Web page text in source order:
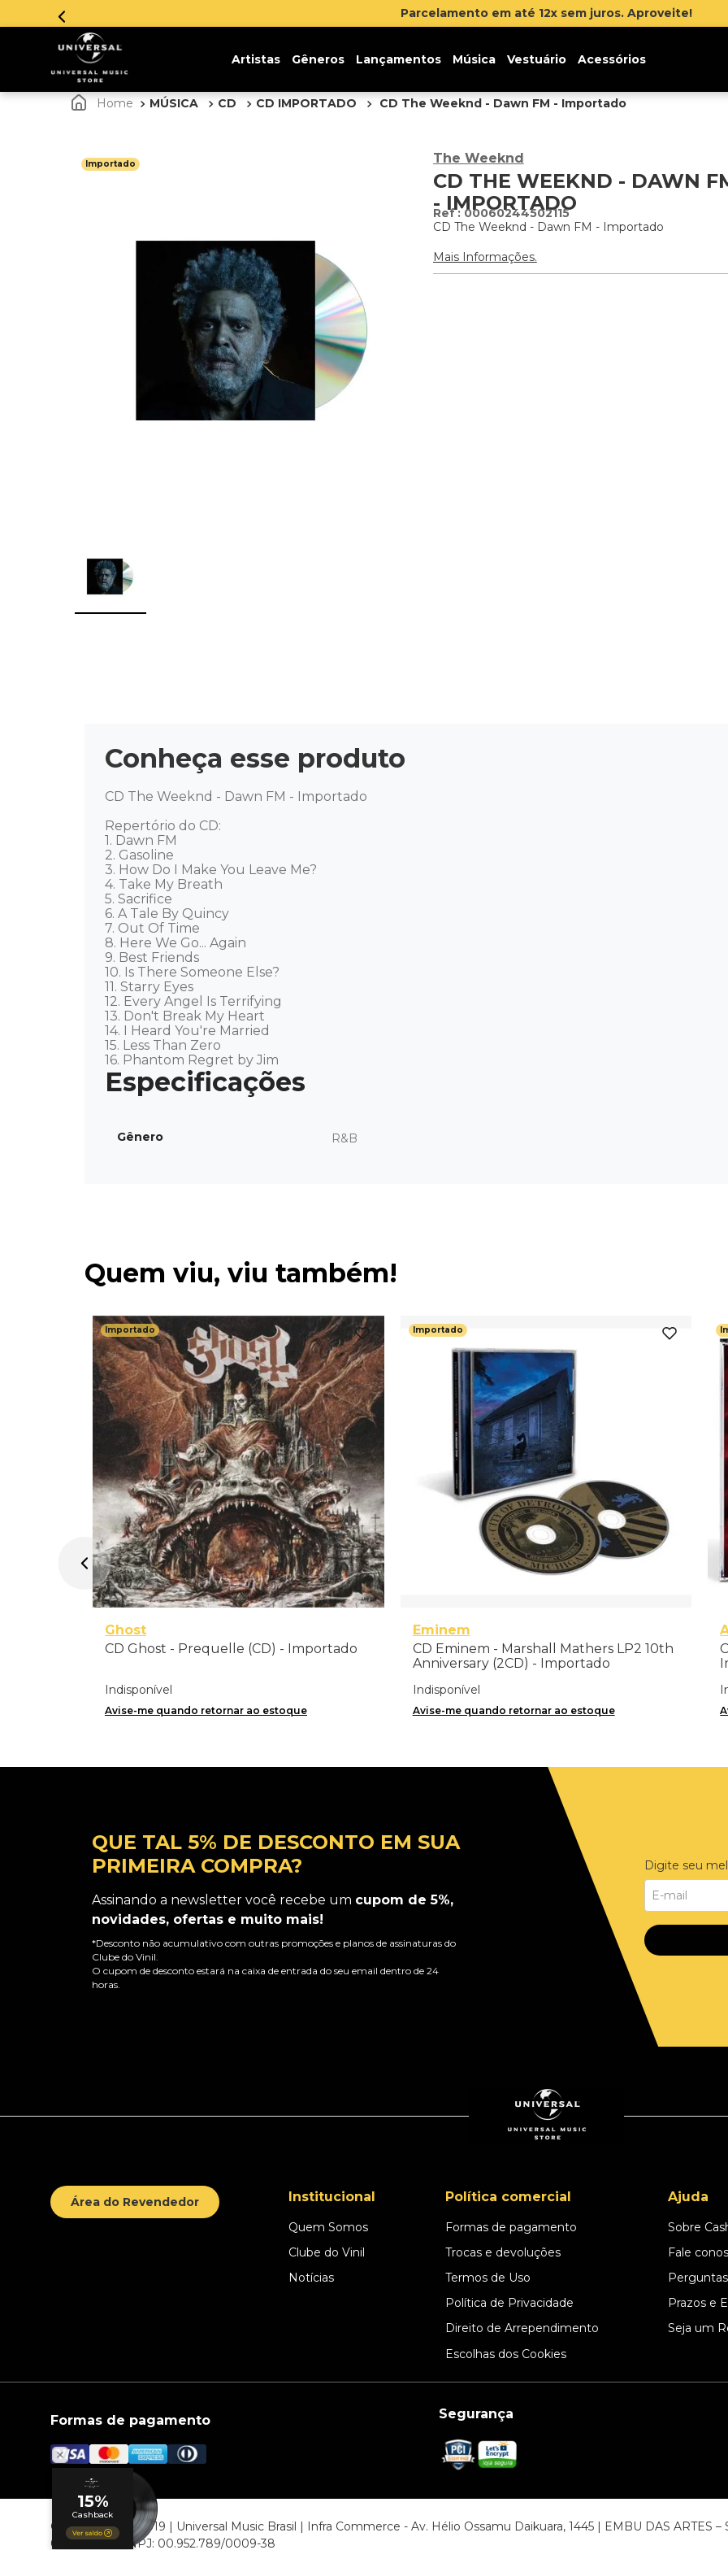
Parcelamento em até 12x sem juros. Aproveite!
Artistas Gêneros Lançamentos Música Vestuário Acessórios
MÚSICA CD CD IMPORTADO CD The Weeknd - Dawn FM - Importado
Importado The Weeknd
CD THE WEEKND - DAWN
- IMPORTADO
:00060244502115
CD The Weeknd - Dawn FM - Importado
Mais Informações.
Conheça esse produto
CD The Weeknd - Dawn FM - Importado
Repertório do CD:
1. Dawn FM
2. Gasoline
3. How Do I Make You Leave Me?
4. Take My Breath
5. Sacrifice
6. A Tale By Quincy
7. Out Of Time
8. Here We Go... Again
9. Best Friends
10. Is There Someone Else?
11. Starry Eyes
12. Every Angel Is Terrifying
13. Don't Break My Heart
14. I Heard You're Married
15. Less Than Zero
16. Phantom Regret by Jim
Gênero R&B
Quem viu, viu também!
Importado
Ghost
CD Ghost - Prequelle (CD) - Importado
Indisponível
Avise-me quando retornar ao estoque
Importado
Eminem
CD Eminem - Marshall Mathers LP2 10th
Anniversary (2CD) - Importado
Indisponível
Avise-me quando retornar ao estoque
QUE TAL 5% DE DESCONTO EM SUA
PRIMEIRA COMPRA?
Assinando a newsletter você recebe um cupom de 5%,
novidades, ofertas e muito mais!
*Desconto não acumulativo com outras promoções e planos de assinaturas do
Clube do Vinil.
O cupom de desconto estará na caixa de entrada do seu email dentro de 24
horas.
Digite seu
Área do Revendedor Institucional
Quem Somos
Clube do Vinil
Notícias
Política comercial
Formas de pagamento
Trocas e devoluções
Termos de Uso
Política de Privacidade
Direito de Arrependimento
Escolhas dos Cookies
Ajuda
Sobre
Fale
Prazos e
Seja um
Formas de pagamento Segurança
© COPYRIGHT 2019 | Universal Music Brasil | Infra Commerce - Av. Hélio Ossamu Daikuara, 1445 | EMBU DAS ARTES –
06807-000 CNPJ: 00.952.789/0009-38